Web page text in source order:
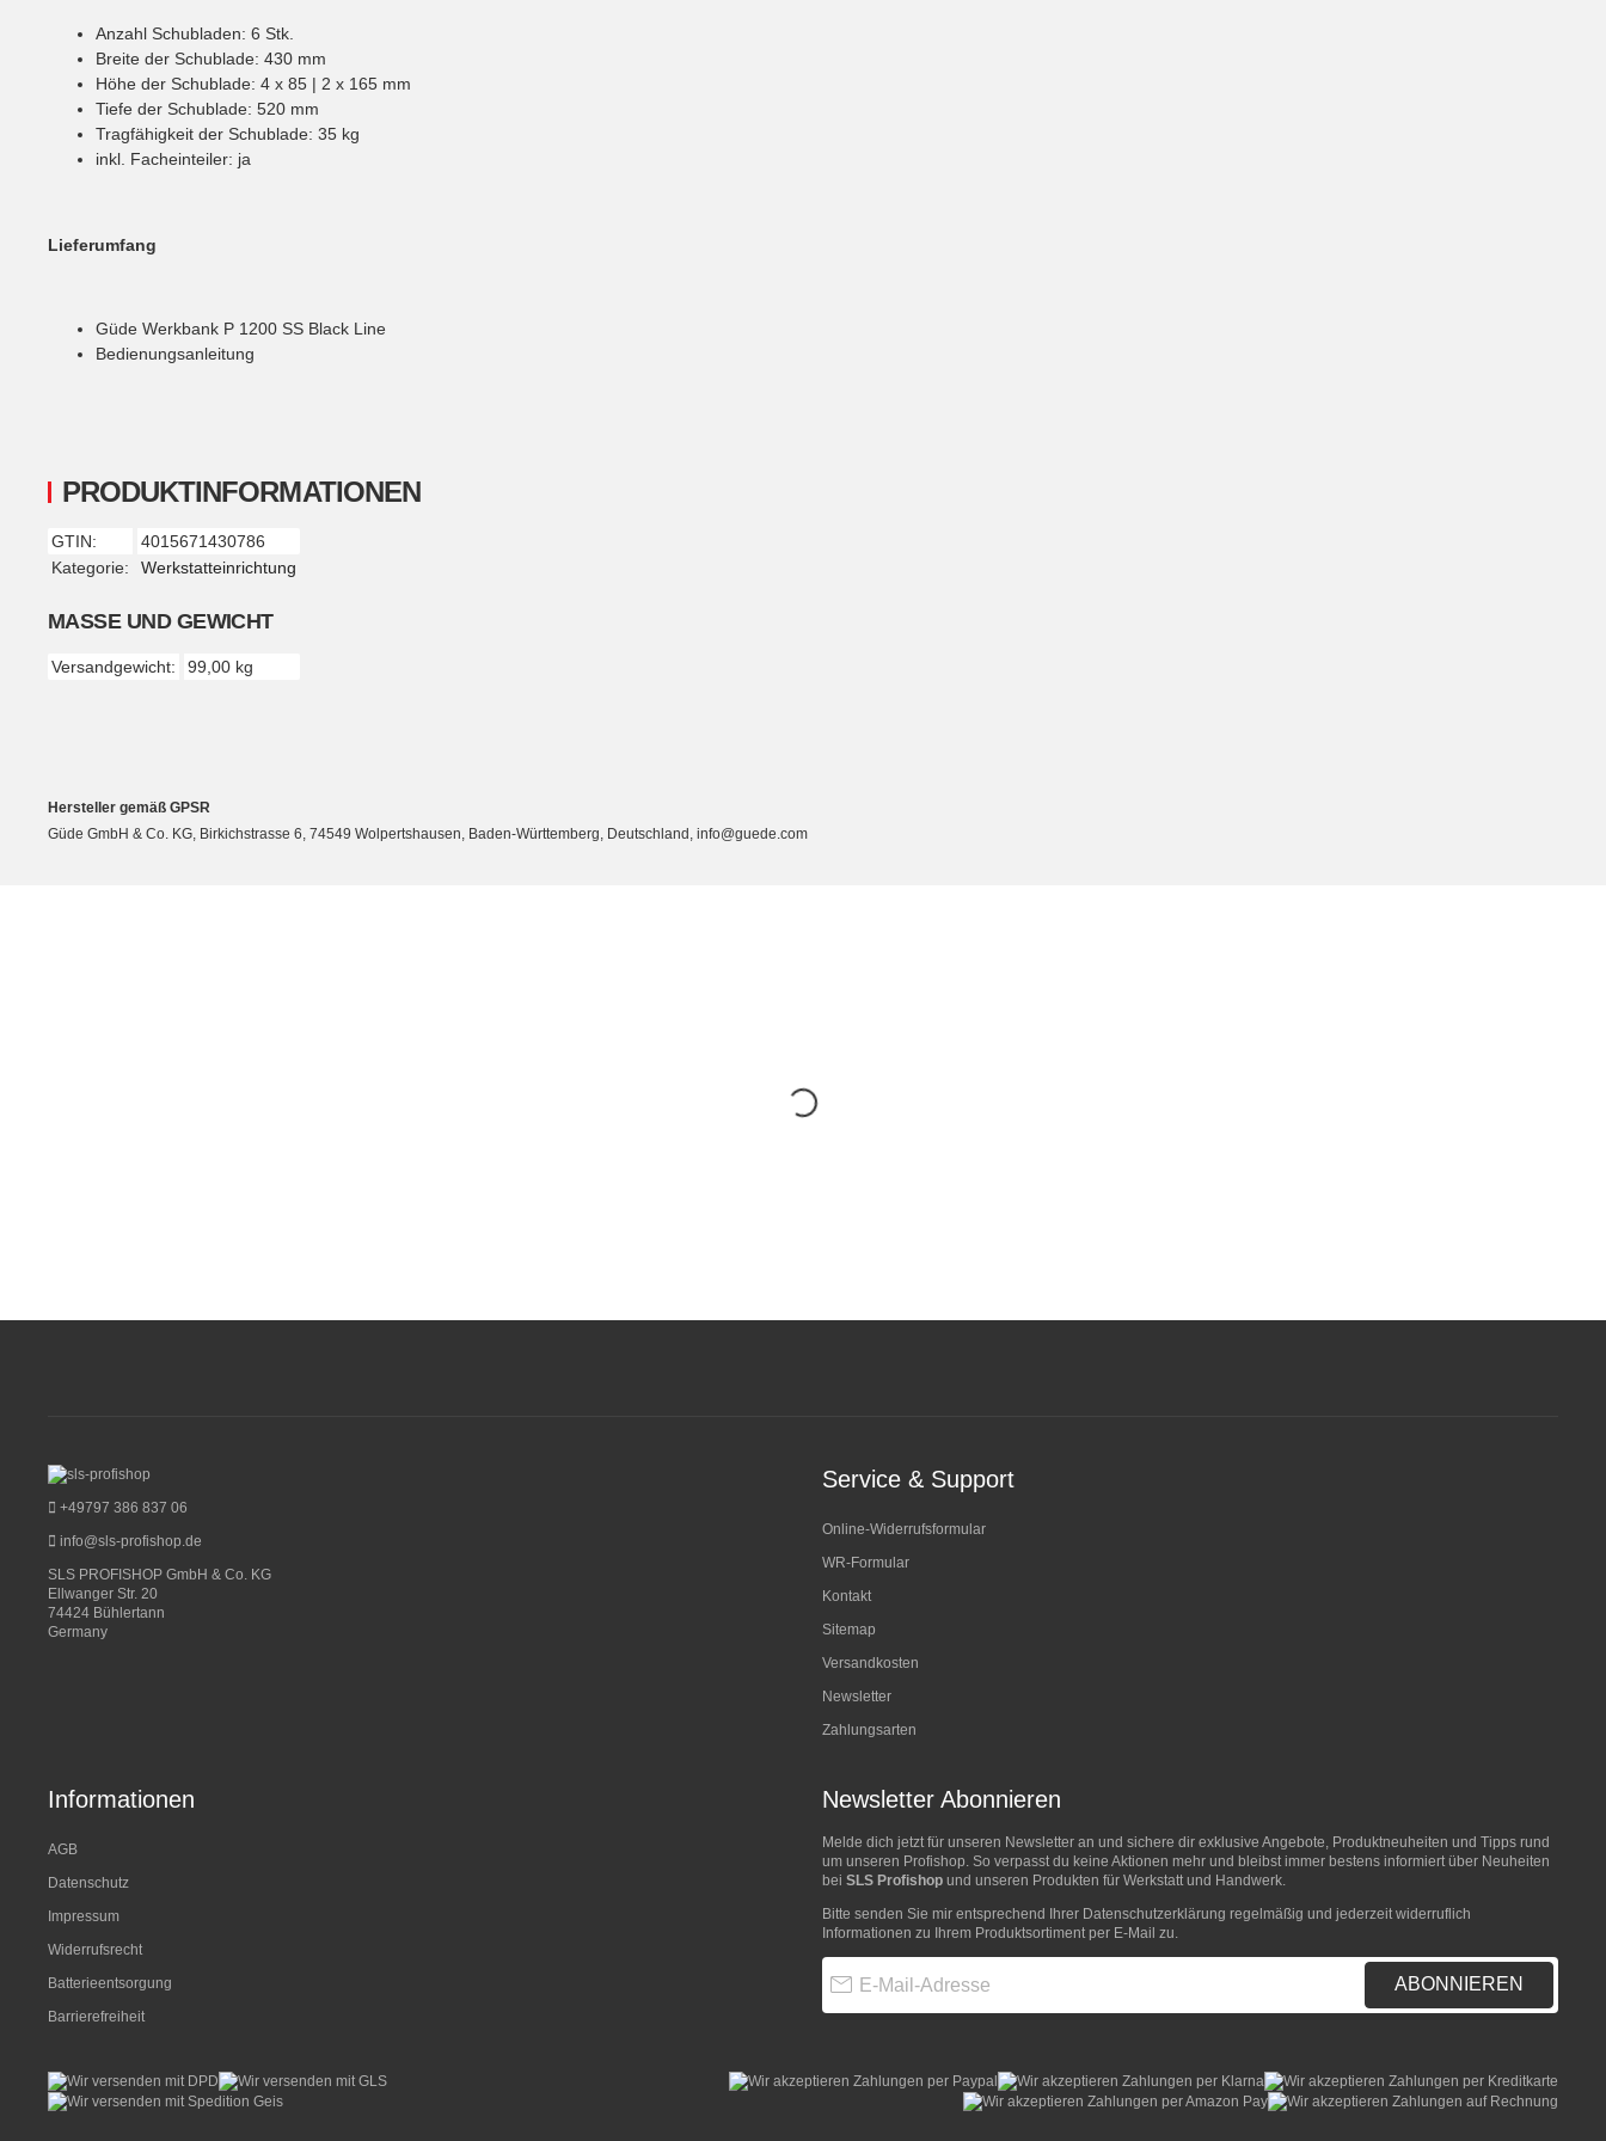
PRODUKTINFORMATIONEN
GTIN:
4015671430786
Kategorie:
Werkstatteinrichtung
MASSE UND GEWICHT
Versandgewicht: 99,00 kg
Anzahl Schubladen: 6 Stk.
Breite der Schublade: 430 mm
Höhe der Schublade: 4 x 85 | 2 x 165 mm
Tiefe der Schublade: 520 mm
Tragfähigkeit der Schublade: 35 kg
inkl. Facheinteiler: ja
Lieferumfang
Güde Werkbank P 1200 SS Black Line
Bedienungsanleitung
Hersteller gemäß GPSR
Güde GmbH & Co. KG, Birkichstrasse 6, 74549 Wolpertshausen, Baden-Württemberg, Deutschland, info@guede.com
+49797 386 837 06
info@sls-profishop.de
SLS PROFISHOP GmbH & Co. KG
Ellwanger Str. 20
74424 Bühlertann
Germany
Service & Support
Online-Widerrufsformular
WR-Formular
Kontakt
Sitemap
Versandkosten
Newsletter
Zahlungsarten
Informationen
AGB
Datenschutz
Impressum
Widerrufsrecht
Batterieentsorgung
Barrierefreiheit
Newsletter Abonnieren
Melde dich jetzt für unseren Newsletter an und sichere dir exklusive Angebote, Produktneuheiten und Tipps rund
um unseren Profishop. So verpasst du keine Aktionen mehr und bleibst immer bestens informiert über Neuheiten
bei SLS Profishop und unseren Produkten für Werkstatt und Handwerk.
Bitte senden Sie mir entsprechend Ihrer Datenschutzerklärung regelmäßig und jederzeit widerruflich
Informationen zu Ihrem Produktsortiment per E-Mail zu.
E-Mail-Adresse
ABONNIEREN